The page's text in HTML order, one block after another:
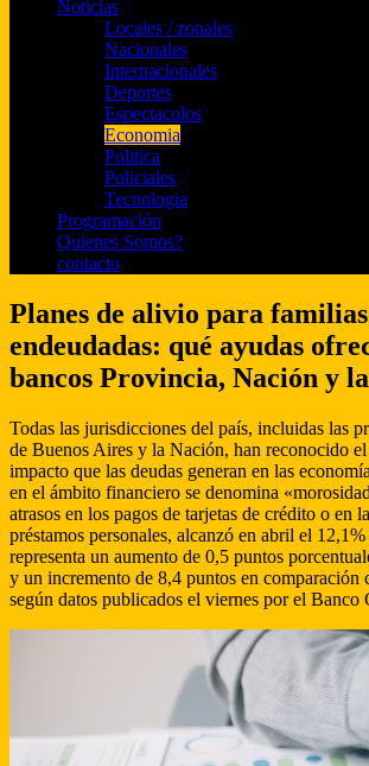
Noticias
Locales / zonales
Nacionales
Internacionales
Deportes
Espectaculos
Economia
Politica
Policiales
Tecnologia
Programación
Quienes Somos?
contacto
Planes de alivio para familias
endeudadas: qué ayudas
bancos Provincia, Nación y
Todas las jurisdicciones del país, incluidas las
de Buenos Aires y la Nación, han reconocido
impacto que las deudas generan en las
en el ámbito financiero se denomina
atrasos en los pagos de tarjetas de crédito o en
préstamos personales, alcanzó en abril el
representa un aumento de 0,5 puntos
y un incremento de 8,4 puntos en comparación
según datos publicados el viernes por el Banco